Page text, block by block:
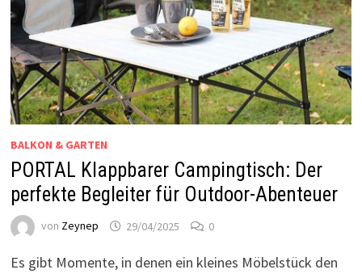
BALKON & GARTEN
PORTAL Klappbarer Campingtisch: Der
perfekte Begleiter für Outdoor-Abenteuer
von Zeynep 29/04/2025 0
Es gibt Momente, in denen ein kleines Möbelstück den